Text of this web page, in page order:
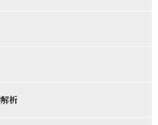
析